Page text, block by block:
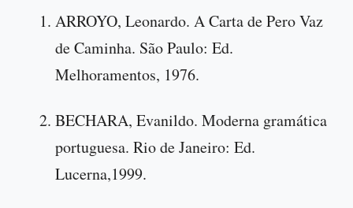
ARROYO, Leonardo. A Carta de Pero Vaz
de Caminha. São Paulo: Ed.
Melhoramentos, 1976.
BECHARA, Evanildo. Moderna gramática
portuguesa. Rio de Janeiro: Ed.
Lucerna,1999.